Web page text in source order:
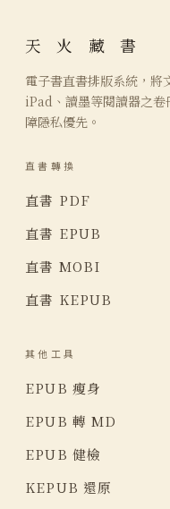
天 火 藏 書
電子書直書排版系統，
iPad、讀墨等閱讀器之
障隱私優先。
直書轉換
直書 PDF
直書 EPUB
直書 MOBI
直書 KEPUB
其他工具
EPUB 瘦身
EPUB 轉 MD
EPUB 健檢
KEPUB 還原